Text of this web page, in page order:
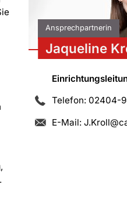
Ansprechpartnerin
Jaqueline
Telefon: 02404-
E-Mail: